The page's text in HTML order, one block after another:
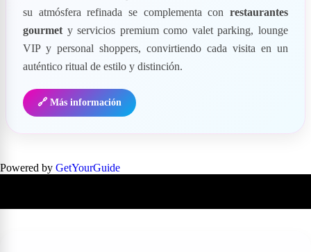
su atmósfera refinada se complementa con restaurantes
gourmet y servicios premium como valet parking, lounge
VIP y personal shoppers, convirtiendo cada visita en un
auténtico ritual de estilo y distinción.
🔗 Más información
Powered by GetYourGuide